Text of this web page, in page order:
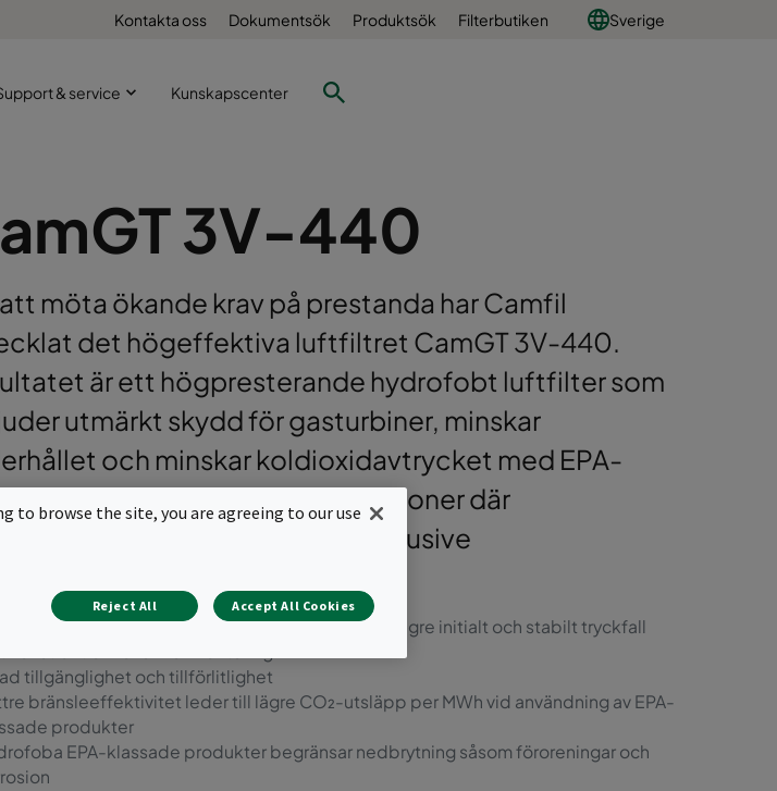
Kontakta oss Dokumentsök Produktsök Filterbutiken Sverige
& service Kunskapscenter
3V-440
möta ökande krav på prestanda har Camfil
det högeffektiva luftfiltret CamGT 3V-440.
är ett högpresterande hydrofobt luftfilter som
utmärkt skydd för gasturbiner, minskar
och minskar koldioxidavtrycket med EPA-
Det är lämpligt för alla installationer där
tillförlitlighet är viktigt, inklusive
luftfilter med längre livslängd och betydligt lägre initialt och stabilt tryckfall
tillgänglighet och tillförlitlighet
bränsleeffektivitet leder till lägre CO₂-utsläpp per MWh vid användning av EPA-
produkter
EPA-klassade produkter begränsar nedbrytning såsom föroreningar och
to browse the site, you are agreeing to our use
Reject All Accept All Cookies